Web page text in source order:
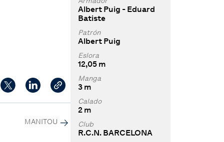
MANITOU
Albert Puig - Eduard
Batiste
Patrón
Albert Puig
Eslora
12,05 m
Manga
3 m
Calado
2 m
Club
R.C.N. BARCELONA